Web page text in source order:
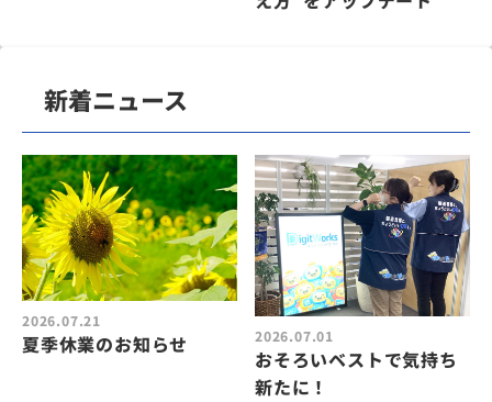
新着ニュース
2026.07.21
夏季休業のお知らせ 2026.07.01
おそろいベストで気持ち
新たに！